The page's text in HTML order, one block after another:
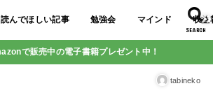
SEARCH
んでほしい記事 勉強会 マインド 収益
で販売中の電子書籍プレゼント中！
tabineko